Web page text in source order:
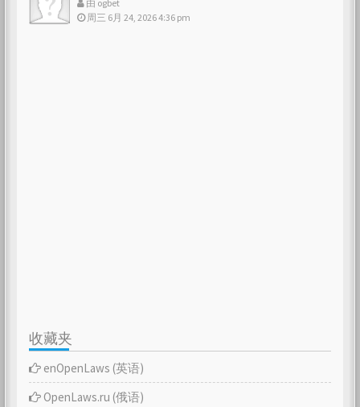
由 ogbet
周三 6月 24, 2026 4:36 pm
收藏夹
enOpenLaws (英语)
OpenLaws.ru (俄语)